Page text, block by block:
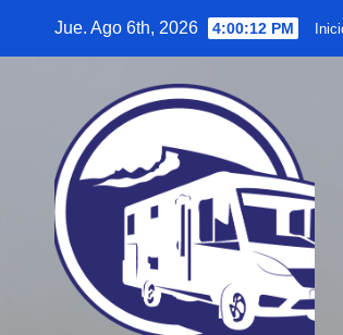
Jue. Ago 6th, 2026 4:00:14 PM